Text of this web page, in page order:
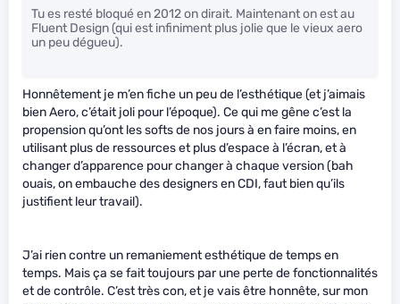
Tu es resté bloqué en 2012 on dirait. Maintenant on est au
Fluent Design (qui est infiniment plus jolie que le vieux aero
un peu dégueu).
Honnêtement je m’en fiche un peu de l’esthétique (et j’aimais
bien Aero, c’était joli pour l’époque). Ce qui me gêne c’est la
propension qu’ont les softs de nos jours à en faire moins, en
utilisant plus de ressources et plus d’espace à l’écran, et à
changer d’apparence pour changer à chaque version (bah
ouais, on embauche des designers en CDI, faut bien qu’ils
justifient leur travail).
J’ai rien contre un remaniement esthétique de temps en
temps. Mais ça se fait toujours par une perte de fonctionnalités
et de contrôle. C’est très con, et je vais être honnête, sur mon